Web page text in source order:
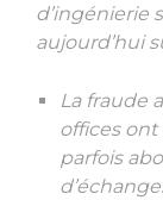
d’ingénierie
aujourd’hui
La fraude
offices ont
parfois